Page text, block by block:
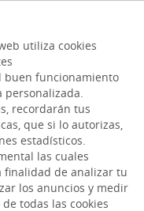
utiliza cookies
buen funcionamiento
personalizada.
recordarán tus
que si lo autorizas,
estadísticos.
las cuales
finalidad de analizar tu
los anuncios y medir
todas las cookies
la
de